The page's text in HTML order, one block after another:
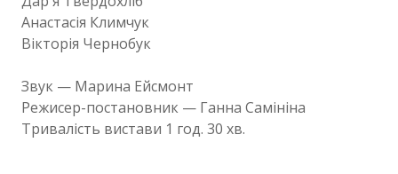
Анастасія Климчук
Вікторія Чернобук
Звук — Марина Ейсмонт
Режисер-постановник — Ганна Самініна
Тривалість вистави 1 год. 30 хв.